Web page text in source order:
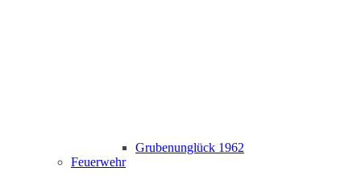
Grubenunglück 1962
Feuerwehr